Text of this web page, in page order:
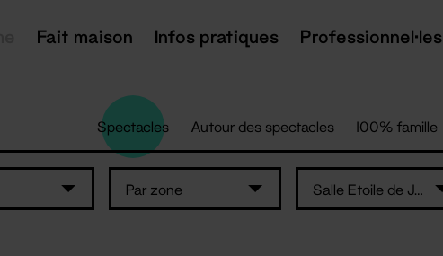
Fait maison Infos pratiques Professionnel·les
Spectacles Autour des spectacles 100% famille
Par zone Salle Etoile de Jade -St-Brévin-les-Pins